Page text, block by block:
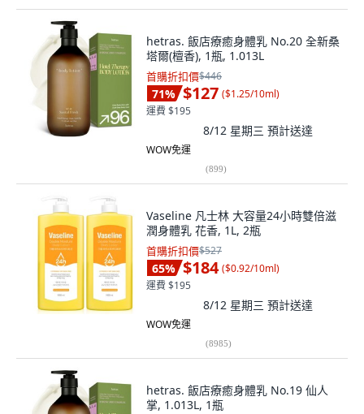
hetras. 飯店療癒身體乳 No.20 全新桑
塔爾(檀香), 1瓶, 1.013L
首購折扣價$446
71% $127 ($1.25/10ml)
運費 $195
8/12 星期三 預計送達
WOW免運
(899)
Vaseline 凡士林 大容量24小時雙倍滋
潤身體乳 花香, 1L, 2瓶
首購折扣價$527
65% $184 ($0.92/10ml)
運費 $195
8/12 星期三 預計送達
WOW免運
(8985)
hetras. 飯店療癒身體乳 No.19 仙人
掌, 1.013L, 1瓶